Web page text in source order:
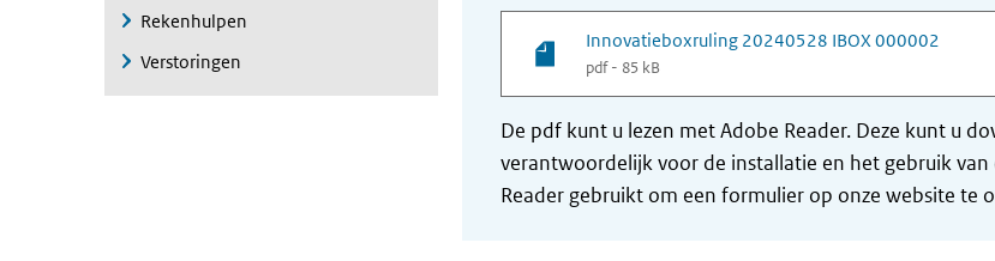
Rekenhulpen
Verstoringen
Innovatieboxruling 20240528 IBOX 000002
pdf - 85 kB
De pdf kunt u lezen met Adobe Reader. Deze kunt u
verantwoordelijk voor de installatie en het gebruik
Reader gebruikt om een formulier op onze website